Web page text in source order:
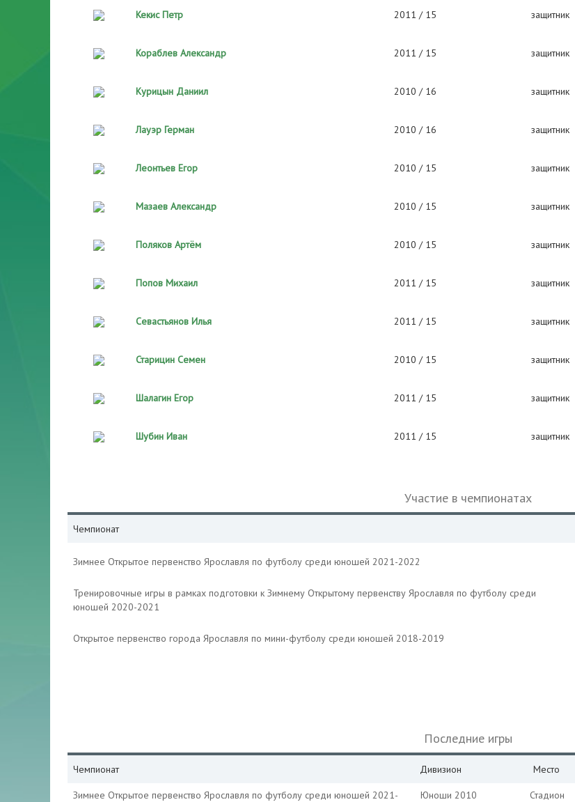
Кекис Петр 2011 / 15 защитник
Кораблев Александр 2011 / 15 защитник
Курицын Даниил 2010 / 16 защитник
Лауэр Герман 2010 / 16 защитник
Леонтьев Егор 2010 / 15 защитник
Мазаев Александр 2010 / 15 защитник
Поляков Артём 2010 / 15 защитник
Попов Михаил 2011 / 15 защитник
Севастьянов Илья 2011 / 15 защитник
Старицин Семен 2010 / 15 защитник
Шалагин Егор 2011 / 15 защитник
Шубин Иван 2011 / 15 защитник
Участие в чемпионатах
Чемпионат
Зимнее Открытое первенство Ярославля по футболу среди юношей 2021-2022
Тренировочные игры в рамках подготовки к Зимнему Открытому первенству Ярославля по футболу среди
юношей 2020-2021
Открытое первенство города Ярославля по мини-футболу среди юношей 2018-2019
Последние игры
Чемпионат Дивизион Место
Зимнее Открытое первенство Ярославля по футболу среди юношей 2021-
Юноши 2010
Стадион